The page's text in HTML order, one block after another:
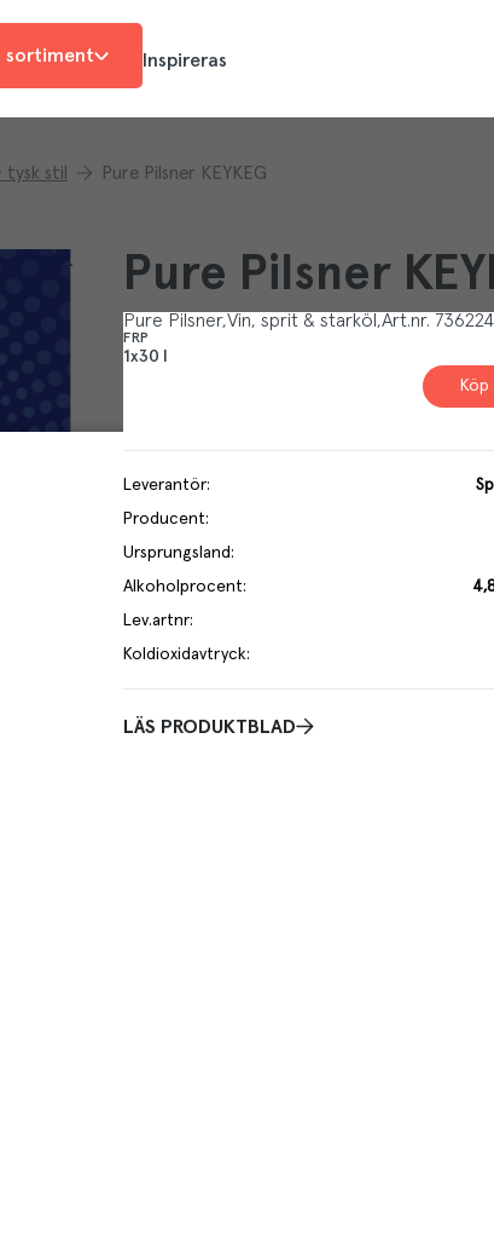
sortiment Inspireras
tysk stil Pure Pilsner KEYKEG
Pure Pilsner
Pure Pilsner Vin, sprit & starköl Art.nr. 736224
FRP
1x30 l
Köp
Leverantör:
Producent:
Ursprungsland :
Alkoholprocent:
Lev.artnr:
Koldioxidavtryck:
LÄS PRODUKTBLAD
eller till rätter av fisk eller ljust
Maltig smak med inslag